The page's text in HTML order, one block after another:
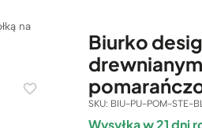
na
Biurko
SKU: BIU-PU-POM-STE-
Wysyłka w 21 dni